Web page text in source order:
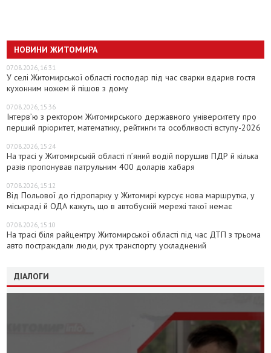
НОВИНИ ЖИТОМИРА
07.08.2026, 16:31
У селі Житомирської області господар під час сварки вдарив гостя
кухонним ножем й пішов з дому
07.08.2026, 15:36
Інтерв’ю з ректором Житомирського державного університету про
перший пріоритет, математику, рейтинги та особливості вступу-2026
07.08.2026, 15:24
На трасі у Житомирській області п’яний водій порушив ПДР й кілька
разів пропонував патрульним 400 доларів хабаря
07.08.2026, 15:12
Від Польової до гідропарку у Житомирі курсує нова маршрутка, у
міськраді й ОДА кажуть, що в автобусній мережі такої немає
07.08.2026, 15:10
На трасі біля райцентру Житомирської області під час ДТП з трьома
авто постраждали люди, рух транспорту ускладнений
ДІАЛОГИ